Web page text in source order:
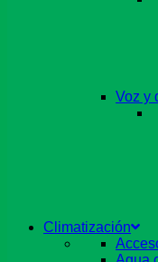
Voz y
Climatización